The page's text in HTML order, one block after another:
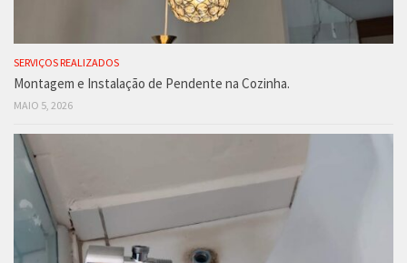
SERVIÇOS REALIZADOS
Montagem e Instalação de Pendente na Cozinha.
MAIO 5, 2026